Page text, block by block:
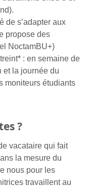
de s’adapter aux
propose des
NoctamBU+)
: en semaine de
et la journée du
moniteurs étudiants
?
vacataire qui fait
la mesure du
nous pour les
travaillent au